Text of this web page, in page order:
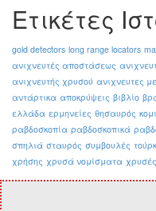
Ετικέτες
gold detectors long range locators
ανιχνευτές αποστάσεως
ανιχνευτής χρυσού ανιχνευτες
αντάρτικα αποκρύψεις βιβλίο
ελλάδα ερμηνείες θησαυρός
ραβδοσκοπία ραβδοσκοπικά
σπηλιά σταυρός συμβουλές
χρήσης χρυσά νομίσματα